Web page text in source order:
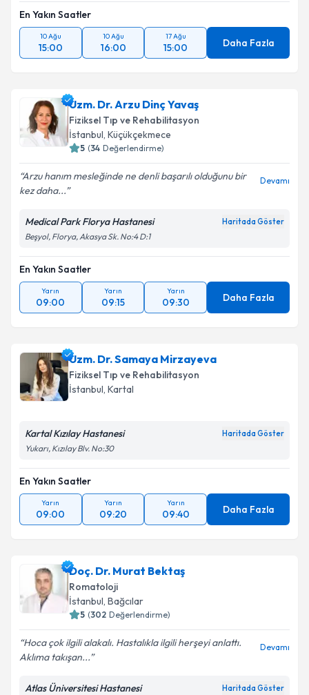
En Yakın Saatler
10 Ağu
15:00
10 Ağu
16:00
17 Ağu
15:00 Daha Fazla
Uzm. Dr. Arzu Dinç Yavaş
Fiziksel Tıp ve Rehabilitasyon
İstanbul, Küçükçekmece
5 (34 Değerlendirme)
Arzu hanım mesleğinde ne denli başarılı olduğunu bir
kez daha...
Devamı
Medical Park Florya Hastanesi Haritada Göster
Beşyol, Florya, Akasya Sk. No:4 D:1
En Yakın Saatler
Yarın
09:00
Yarın
09:15
Yarın
09:30 Daha Fazla
Uzm. Dr. Samaya Mirzayeva
Fiziksel Tıp ve Rehabilitasyon
İstanbul, Kartal
Kartal Kızılay Hastanesi Haritada Göster
Yukarı, Kızılay Blv. No:30
En Yakın Saatler
Yarın
09:00
Yarın
09:20
Yarın
09:40 Daha Fazla
Doç. Dr. Murat Bektaş
Romatoloji
İstanbul, Bağcılar
5 (302 Değerlendirme)
Hoca çok ilgili alakalı. Hastalıkla ilgili herşeyi anlattı.
Aklıma takışan...
Devamı
Atlas Üniversitesi Hastanesi Haritada Göster